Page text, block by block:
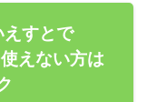
すとで
えない方は